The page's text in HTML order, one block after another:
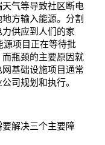
气等导致社区断电
方输入能源。分割
供应到人们的家
源项目正在等待批
瓶颈的主要原因就
基础设施项目通常
司规划和执行。
解决三个主要障